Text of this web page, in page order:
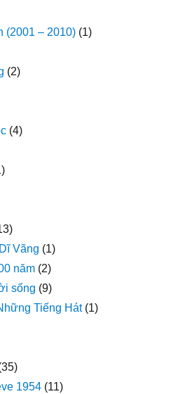
(2001 – 2010) (1)
(2)
(4)
Vãng (1)
năm (2)
sống (9)
Tiếng Hát(1)
1954 (11)